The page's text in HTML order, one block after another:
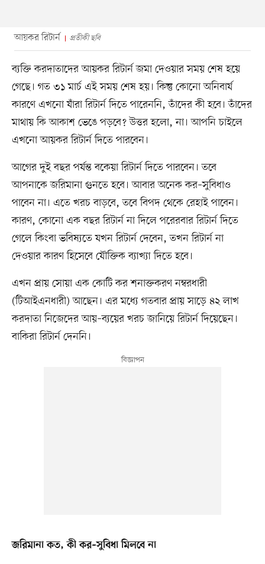
আয়কর রিটার্ন প্রতীকী ছবি
ব্যক্তি করদাতাদের আয়কর রিটার্ন জমা দেওয়ার সময় শেষ হয়ে
গেছে। গত ৩১ মার্চ এই সময় শেষ হয়। কিন্তু কোনো অনিবার্য
কারণে এখনো যাঁরা রিটার্ন দিতে পারেননি, তাঁদের কী হবে। তাঁদের
মাথায় কি আকাশ ভেঙে পড়বে? উত্তর হলো, না। আপনি চাইলে
এখনো আয়কর রিটার্ন দিতে পারবেন।
আগের দুই বছর পর্যন্ত বকেয়া রিটার্ন দিতে পারবেন। তবে
আপনাকে জরিমানা গুনতে হবে। আবার অনেক কর–সুবিধাও
পাবেন না। এতে খরচ বাড়বে, তবে বিপদ থেকে রেহাই পাবেন।
কারণ, কোনো এক বছর রিটার্ন না দিলে পরেরবার রিটার্ন দিতে
গেলে কিংবা ভবিষ্যতে যখন রিটার্ন দেবেন, তখন রিটার্ন না
দেওয়ার কারণ হিসেবে যৌক্তিক ব্যাখ্যা দিতে হবে।
এখন প্রায় সোয়া এক কোটি কর শনাক্তকরণ নম্বরধারী
(টিআইএনধারী) আছেন। এর মধ্যে গতবার প্রায় সাড়ে ৪২ লাখ
করদাতা নিজেদের আয়–ব্যয়ের খরচ জানিয়ে রিটার্ন দিয়েছেন।
বাকিরা রিটার্ন দেননি।
জরিমানা কত, কী কর–সুবিধা মিলবে না